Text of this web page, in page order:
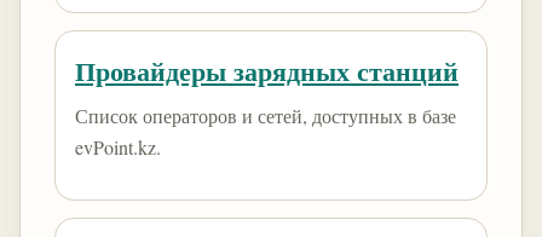
Провайдеры зарядных станций
Список операторов и сетей, доступных в базе
evPoint.kz.